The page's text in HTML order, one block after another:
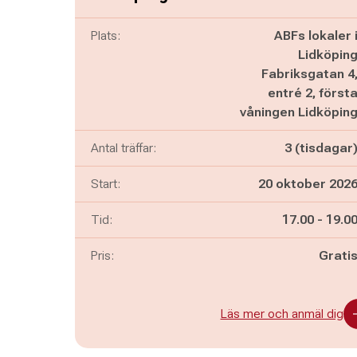
Plats:
ABFs lokaler i
Lidköping
Fabriksgatan 4,
entré 2, första
våningen Lidköping
Antal träffar: 3 (tisdagar)
Start: 20 oktober 2026
Tid: Pågår mellan
17.00 - och
19.00
Pris: Gratis
Läs mer och anmäl dig